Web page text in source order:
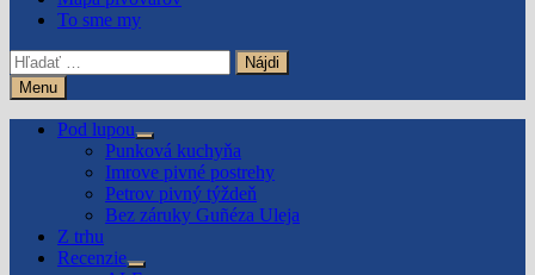
To sme my
Hľadať:
Menu
Pod lupou
Show
sub
menu
Punková kuchyňa
Imrove pivné postrehy
Petrov pivný týždeň
Bez záruky Guñéza Uleja
Z trhu
Recenzie